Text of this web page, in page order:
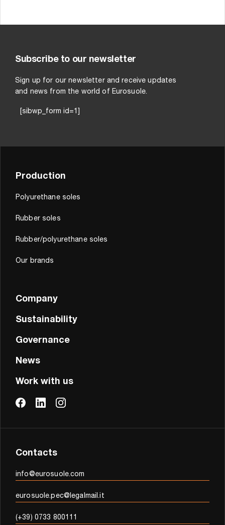
Subscribe to our newsletter
Sign up for our newsletter and receive updates
and news from the world of Eurosuole.
[sibwp_form id=1]
Production
Polyurethane soles
Rubber soles
Rubber/polyurethane soles
Our brands
Company
Sustainability
Governance
News
Work with us
Contacts
info@eurosuole.com
eurosuole.pec@legalmail.it
(+39) 0733 800111